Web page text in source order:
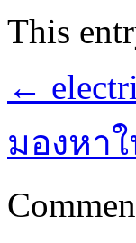
This
←
มองหาใ